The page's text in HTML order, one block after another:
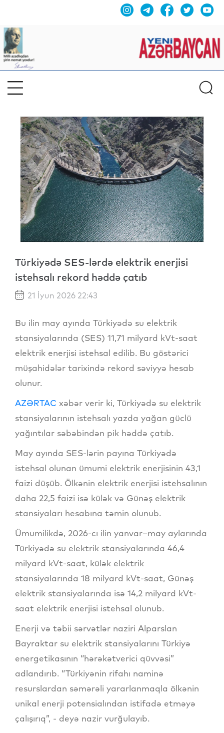
Türkiyədə SES-lərdə elektrik enerjisi
istehsalı rekord həddə çatıb
21 İyun 2026 22:43
Bu ilin may ayında Türkiyədə su elektrik
stansiyalarında (SES) 11,71 milyard kVt-saat
elektrik enerjisi istehsal edilib. Bu göstərici
müşahidələr tarixində rekord səviyyə hesab
olunur.
AZƏRTAC xəbər verir ki, Türkiyədə su elektrik
stansiyalarının istehsalı yazda yağan güclü
yağıntılar səbəbindən pik həddə çatıb.
May ayında SES-lərin payına Türkiyədə
istehsal olunan ümumi elektrik enerjisinin 43,1
faizi düşüb. Ölkənin elektrik enerjisi istehsalının
daha 22,5 faizi isə külək və Günəş elektrik
stansiyaları hesabına təmin olunub.
Ümumilikdə, 2026-cı ilin yanvar–may aylarında
Türkiyədə su elektrik stansiyalarında 46,4
milyard kVt-saat, külək elektrik
stansiyalarında 18 milyard kVt-saat, Günəş
elektrik stansiyalarında isə 14,2 milyard kVt-
saat elektrik enerjisi istehsal olunub.
Enerji və təbii sərvətlər naziri Alparslan
Bayraktar su elektrik stansiyalarını Türkiyə
energetikasının “hərəkətverici qüvvəsi”
adlandırıb. “Türkiyənin rifahı naminə
resurslardan səmərəli yararlanmaqla ölkənin
unikal enerji potensialından istifadə etməyə
çalışırıq”, - deyə nazir vurğulayıb.